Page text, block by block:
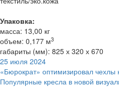
Упаковка:
масса: 13,00 кг
объем: 0,177 м3
габариты (мм): 825 х 320 х 670
25 июля 2024
«Бюрократ» оптимизировал чехлы
Популярные кресла в новой